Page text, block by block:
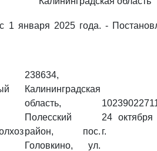
1 января 2025 года. -
238634,
Калининградская
область,
Полесский
район, пос.
Головкино, ул.
24 октября
г.